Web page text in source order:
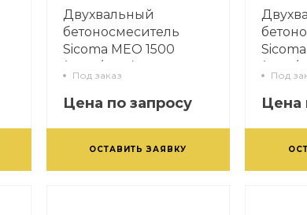
Двухвальный
бетоносмеситель
Sicoma MEO 1500
Под заказ
Цена по запросу
ОСТАВИТЬ ЗАЯВКУ
Под
Цена